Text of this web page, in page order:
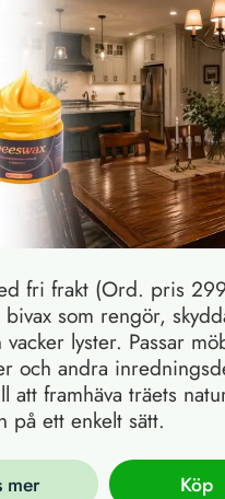
fri frakt (Ord. pris
bivax som rengör,
lyster. Passar
och andra
att framhäva träets
på ett enkelt sätt.
mer Köp